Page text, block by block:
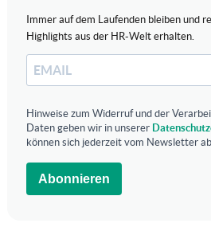
Immer auf dem Laufenden bleiben und
Highlights aus der HR-Welt erhalten.
Hinweise zum Widerruf und der
Daten geben wir in unserer
können sich jederzeit vom Newsletter
Abonnieren